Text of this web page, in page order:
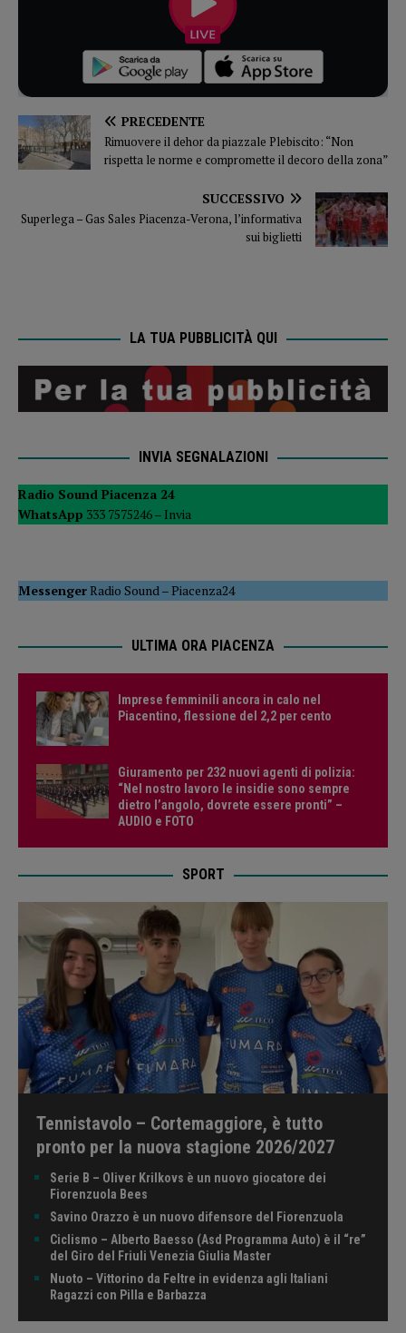
PRECEDENTE
Rimuovere il dehor da piazzale Plebiscito: “Non
rispetta le norme e compromette il decoro della zona”
SUCCESSIVO
Superlega – Gas Sales Piacenza-Verona, l’informativa
sui biglietti
LA TUA PUBBLICITÀ QUI
INVIA SEGNALAZIONI
Radio Sound Piacenza 24
WhatsApp 333 7575246 – Invia
MessengerRadio Sound –Piacenza24
ULTIMA ORA PIACENZA
Imprese femminili ancora in calo nel
Piacentino, flessione del 2,2 per cento
Giuramento per 232 nuovi agenti di polizia:
“Nel nostro lavoro le insidie sono sempre
dietro l’angolo, dovrete essere pronti” –
AUDIO e FOTO
SPORT
Tennistavolo – Cortemaggiore, è tutto
pronto per la nuova stagione 2026/2027
Serie B – Oliver Krilkovs è un nuovo giocatore dei
Fiorenzuola Bees
Savino Orazzo è un nuovo difensore del Fiorenzuola
Ciclismo – Alberto Baesso (Asd Programma Auto) è il “re”
del Giro del Friuli Venezia Giulia Master
Nuoto – Vittorino da Feltre in evidenza agli Italiani
Ragazzi con Pilla e Barbazza